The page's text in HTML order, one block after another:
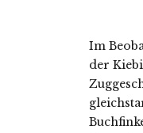
Im
der